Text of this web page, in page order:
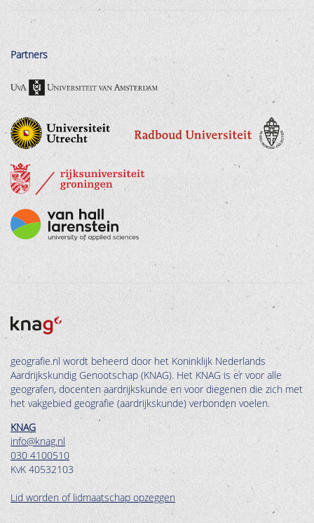
Partners
geografie.nl wordt beheerd door het Koninklijk Nederlands
Aardrijkskundig Genootschap (KNAG). Het KNAG is er voor alle
geografen, docenten aardrijkskunde en voor diegenen die zich met
het vakgebied geografie (aardrijkskunde) verbonden voelen.
KNAG
info@knag.nl
030 4100510
KvK 40532103
Lid worden of lidmaatschap opzeggen